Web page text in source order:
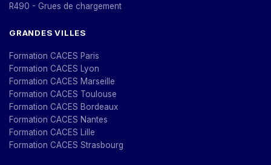
R490 - Grues de chargement
GRANDES VILLES
Formation CACES Paris
Formation CACES Lyon
Formation CACES Marseille
Formation CACES Toulouse
Formation CACES Bordeaux
Formation CACES Nantes
Formation CACES Lille
Formation CACES Strasbourg